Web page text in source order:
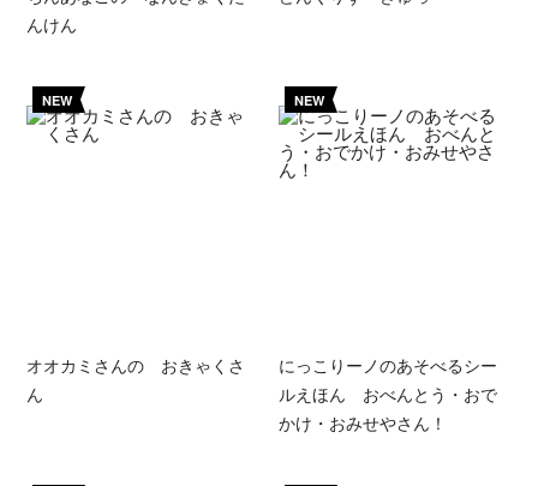
んけん
NEW
オオカミさんの おきゃくさ
ん
NEW
にっこりーノのあそべるシー
ルえほん おべんとう・おで
かけ・おみせやさん！